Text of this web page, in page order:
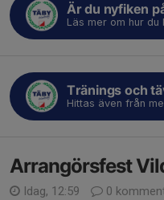
Är du nyfiken
Läs mer om hur
Tränings och
Hittas även från
Arrangörsfest
Idag, 12:59 0